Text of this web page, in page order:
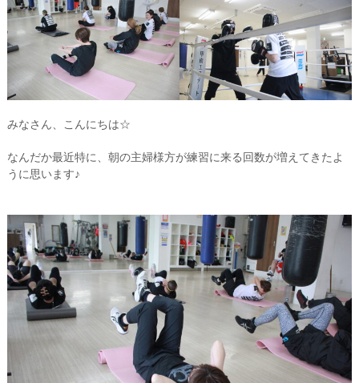
みなさん、こんにちは☆
なんだか最近特に、朝の主婦様方が練習に来る回数が増えてきたよ
うに思います♪